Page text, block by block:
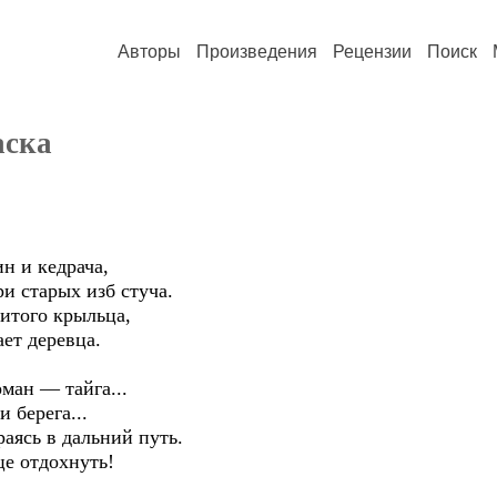
Авторы Произведения Рецензии Поиск
и кедрача,
старых изб стуча.
крыльца,
деревца.
— тайга...
берега...
в дальний путь.
отдохнуть!